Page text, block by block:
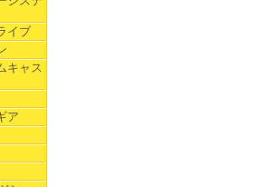
イブ
キャス
ア